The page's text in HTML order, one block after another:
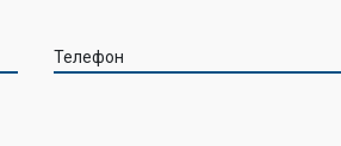
Телефон